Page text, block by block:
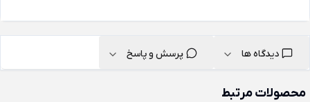
دیدگاه ها پرسش و پاسخ
محصولات مرتبط